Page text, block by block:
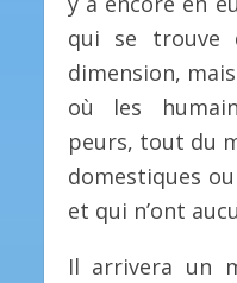
qui se trouve
dimension,
où les
peurs, tout du
domestiques
et qui n’ont
Il arrivera un